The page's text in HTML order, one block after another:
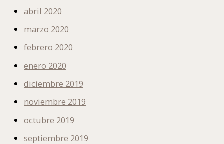
abril 2020
marzo 2020
febrero 2020
enero 2020
diciembre 2019
noviembre 2019
octubre 2019
septiembre 2019